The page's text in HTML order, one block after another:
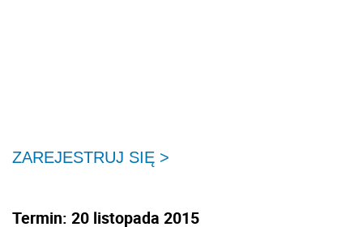
ZAREJESTRUJ SIĘ >
Termin: 20 listopada 2015